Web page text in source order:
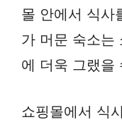
몰 안에서 식사
가 머문 숙소는
에 더욱 그랬을
쇼핑몰에서 식